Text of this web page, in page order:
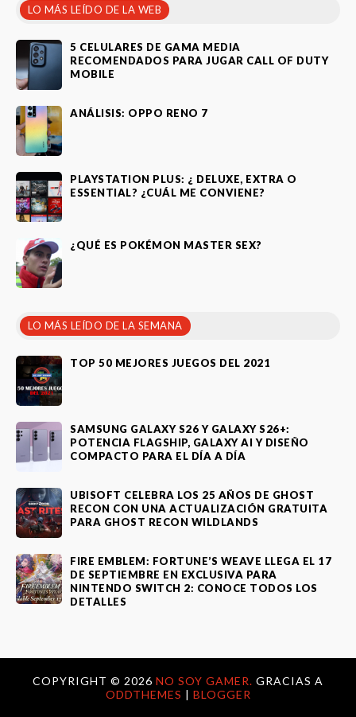
LO MÁS LEÍDO DE LA WEB
5 CELULARES DE GAMA MEDIA
RECOMENDADOS PARA JUGAR CALL OF DUTY
MOBILE
ANÁLISIS: OPPO RENO 7
PLAYSTATION PLUS: ¿ DELUXE, EXTRA O
ESSENTIAL? ¿CUÁL ME CONVIENE?
¿QUÉ ES POKÉMON MASTER SEX?
LO MÁS LEÍDO DE LA SEMANA
TOP 50 MEJORES JUEGOS DEL 2021
SAMSUNG GALAXY S26 Y GALAXY S26+:
POTENCIA FLAGSHIP, GALAXY AI Y DISEÑO
COMPACTO PARA EL DÍA A DÍA
UBISOFT CELEBRA LOS 25 AÑOS DE GHOST
RECON CON UNA ACTUALIZACIÓN GRATUITA
PARA GHOST RECON WILDLANDS
FIRE EMBLEM: FORTUNE’S WEAVE LLEGA EL 17
DE SEPTIEMBRE EN EXCLUSIVA PARA
NINTENDO SWITCH 2: CONOCE TODOS LOS
DETALLES
COPYRIGHT © 2026 NO SOY GAMER. GRACIAS A
ODDTHEMES | BLOGGER